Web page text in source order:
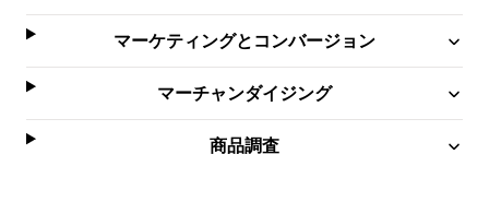
マーケティングとコンバージョン
マーチャンダイジング
商品調査